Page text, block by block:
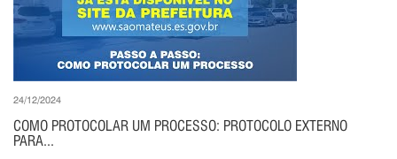
24/12/2024
COMO PROTOCOLAR UM PROCESSO: PROTOCOLO EXTERNO
PARA...